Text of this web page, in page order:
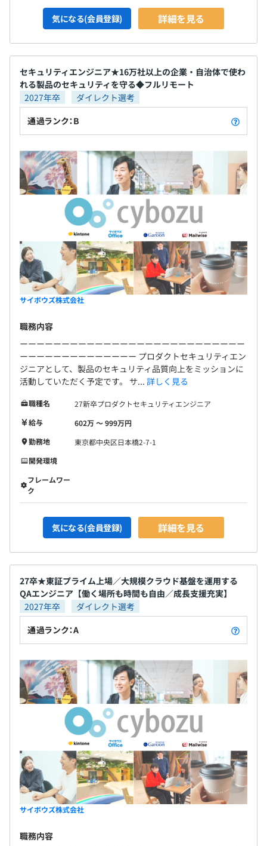
気になる(会員登録) 詳細を見る
セキュリティエンジニア★16万社以上の企業・自治体で使わ
れる製品のセキュリティを守る◆フルリモート
2027年卒
ダイレクト選考
通過ランク：B
サイボウズ株式会社
職務内容
ーーーーーーーーーーーーーーーーーーーーーーーーーーー
ーーーーーーーーーーーーーー プロダクトセキュリティエン
ジニアとして、製品のセキュリティ品質向上をミッションに
活動していただく予定です。 サ... 詳しく見る
職種名
27新卒プロダクトセキュリティエンジニア
給与
602万 〜 999万円
勤務地
東京都中央区日本橋2-7-1
開発環境
フレームワー
ク
気になる(会員登録) 詳細を見る
27卒★東証プライム上場／大規模クラウド基盤を運用する
QAエンジニア【働く場所も時間も自由／成長支援充実】
2027年卒
ダイレクト選考
通過ランク：A
サイボウズ株式会社
職務内容